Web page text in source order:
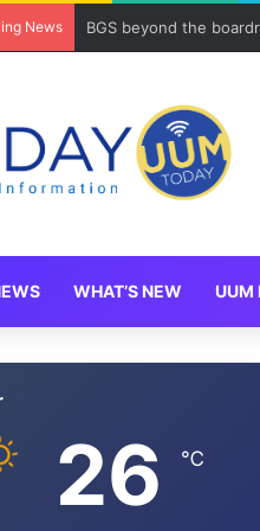
News BGS beyond the
WHAT’S NEW UUM
26 ℃